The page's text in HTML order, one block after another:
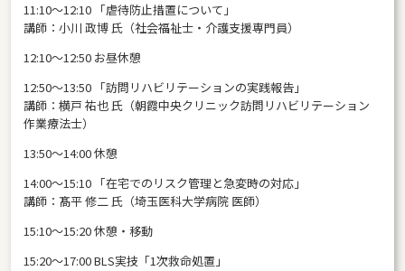
11:10～12:10 「虐待防止措置について」
講師：小川 政博 氏（社会福祉士・介護支援専門員）
12:10～12:50 お昼休憩
12:50～13:50 「訪問リハビリテーションの実践報告」
講師：横戸 祐也 氏（朝霞中央クリニック訪問リハビリテーション
作業療法士）
13:50～14:00 休憩
14:00～15:10 「在宅でのリスク管理と急変時の対応」
講師：髙平 修二 氏（埼玉医科大学病院 医師）
15:10～15:20 休憩・移動
15:20～17:00 BLS実技「1次救命処置」